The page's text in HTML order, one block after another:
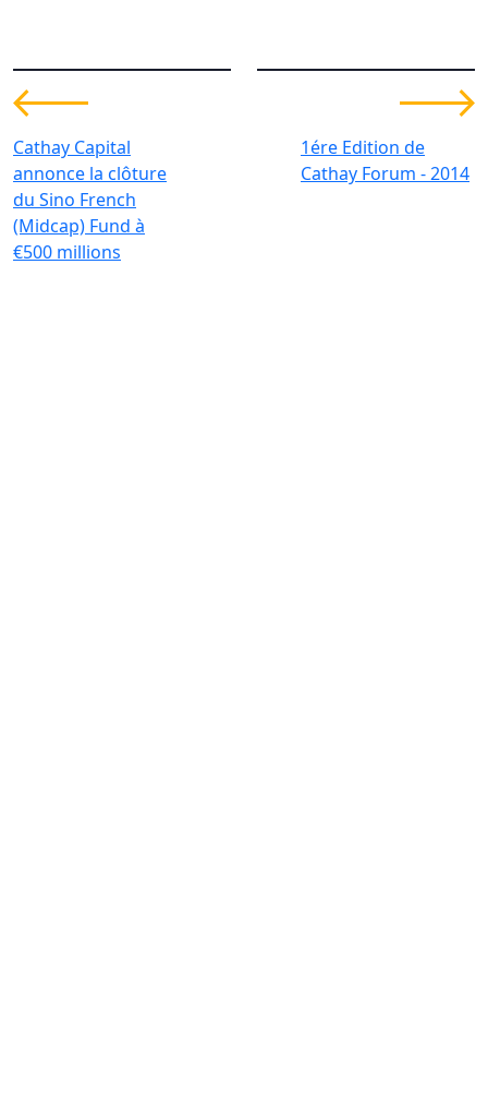
Cathay Capital
annonce la clôture
du Sino French
(Midcap) Fund à
€500 millions
1ére Edition de
Cathay Forum - 2014